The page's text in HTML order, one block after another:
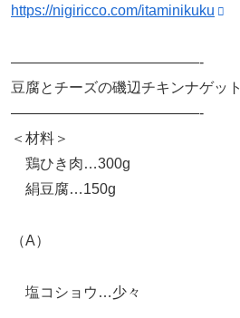
https://nigiricco.com/itaminikuku
—————————————-
豆腐とチーズの磯辺チキンナゲット
—————————————-
＜材料＞
鶏ひき肉…300g
絹豆腐…150g
（A）
塩コショウ…少々